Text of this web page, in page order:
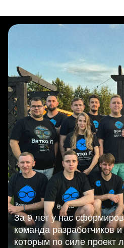
Булиты компании
За 9 лет у нас
команда разработчиков
которым по силе проект